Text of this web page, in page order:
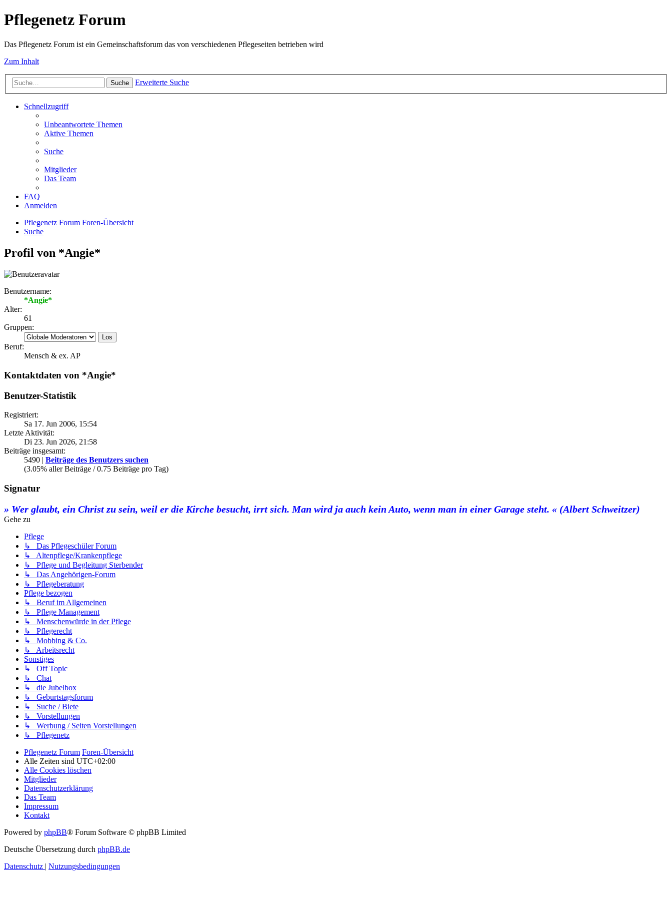
Pflegenetz Forum
Das Pflegenetz Forum ist ein Gemeinschaftsforum das von verschiedenen Pflegeseiten betrieben wird
Zum Inhalt
Suche Erweiterte Suche
Schnellzugriff
Unbeantwortete Themen
Aktive Themen
Suche
Mitglieder
Das Team
FAQ
Anmelden
Pflegenetz Forum Foren-Übersicht
Suche
Profil von *Angie*
Benutzername:
*Angie*
Alter:
61
Gruppen:
Beruf:
Mensch & ex. AP
Kontaktdaten von *Angie*
Benutzer-Statistik
Registriert:
Sa 17. Jun 2006, 15:54
Letzte Aktivität:
Di 23. Jun 2026, 21:58
Beiträge insgesamt:
5490 | Beiträge des Benutzers suchen
(3.05% aller Beiträge / 0.75 Beiträge pro Tag)
Signatur
» Wer glaubt, ein Christ zu sein, weil er die Kirche besucht, irrt sich. Man wird ja auch kein Auto, wenn man in einer Garage steht. « (Albert Schweitzer)
Gehe zu
Pflege
↳ Das Pflegeschüler Forum
↳ Altenpflege/Krankenpflege
↳ Pflege und Begleitung Sterbender
↳ Das Angehörigen-Forum
↳ Pflegeberatung
Pflege bezogen
↳ Beruf im Allgemeinen
↳ Pflege Management
↳ Menschenwürde in der Pflege
↳ Pflegerecht
↳ Mobbing & Co.
↳ Arbeitsrecht
Sonstiges
↳ Off Topic
↳ Chat
↳ die Jubelbox
↳ Geburtstagsforum
↳ Suche / Biete
↳ Vorstellungen
↳ Werbung / Seiten Vorstellungen
↳ Pflegenetz
Pflegenetz Forum Foren-Übersicht
Alle Zeiten sind UTC+02:00
Alle Cookies löschen
Mitglieder
Datenschutzerklärung
Das Team
Impressum
Kontakt
Powered by phpBB® Forum Software © phpBB Limited
Deutsche Übersetzung durch phpBB.de
Datenschutz | Nutzungsbedingungen